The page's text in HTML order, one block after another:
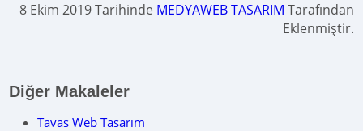
8 Ekim 2019 Tarihinde MEDYAWEB TASARIM Tarafından
Eklenmiştir.
Diğer Makaleler
Tavas Web Tasarım